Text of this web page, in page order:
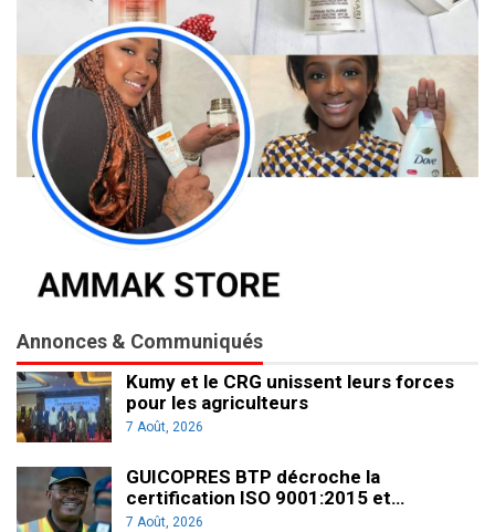
Annonces & Communiqués
Kumy et le CRG unissent leurs forces
pour les agriculteurs
7 Août, 2026
GUICOPRES BTP décroche la
certification ISO 9001:2015 et…
7 Août, 2026